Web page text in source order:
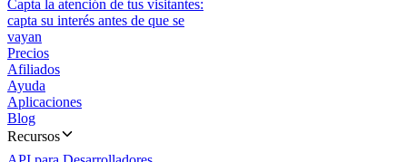
Capta la atención de tus visitantes:
capta su interés antes de que se
vayan
Precios
Afiliados
Ayuda
Aplicaciones
Blog
Recursos